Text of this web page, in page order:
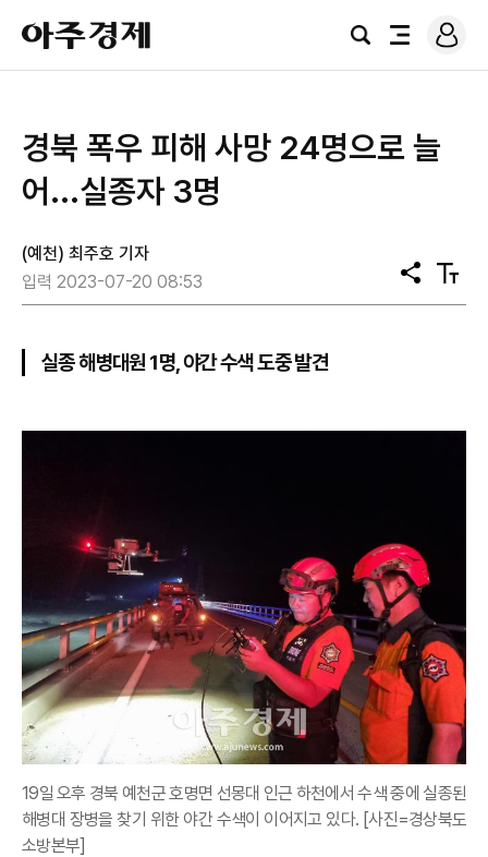
아
주
경
검
전
로
그
경북 폭우 피해 사망 24명으로 늘
어...실종자 3명
(예천) 최주호 기자
입력 2023-07-20 08:53
공
유
텍
스
실종 해병대원 1명, 야간 수색 도중 발견
19일 오후 경북 예천군 호명면 선몽대 인근 하천에서 수색 중에 실종된
해병대 장병을 찾기 위한 야간 수색이 이어지고 있다. [사진=경상북도
소방본부]